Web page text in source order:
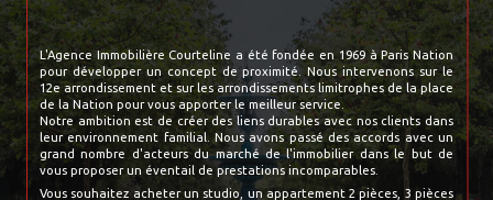
L'Agence Immobilière Courteline a été fondée en 1969 à Paris Nation
pour développer un concept de proximité. Nous intervenons sur le
12e arrondissement et sur les arrondissements limitrophes de la place
de la Nation pour vous apporter le meilleur service.
Notre ambition est de créer des liens durables avec nos clients dans
leur environnement familial. Nous avons passé des accords avec un
grand nombre d'acteurs du marché de l'immobilier dans le but de
vous proposer un éventail de prestations incomparables.
Vous souhaitez acheter un studio, un appartement 2 pièces, 3 pièces